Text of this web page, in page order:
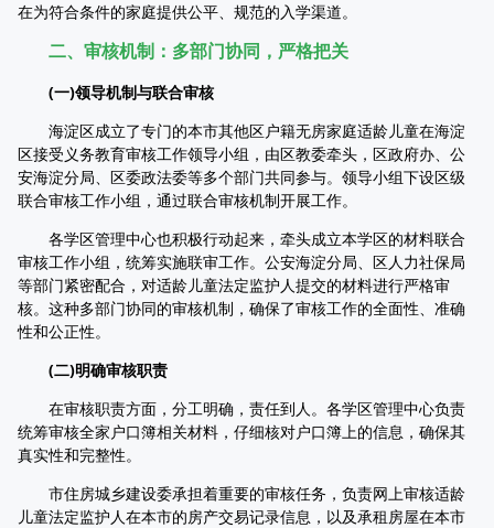
在为符合条件的家庭提供公平、规范的入学渠道。
二、审核机制：多部门协同，严格把关
(一)领导机制与联合审核
海淀区成立了专门的本市其他区户籍无房家庭适龄儿童在海淀
区接受义务教育审核工作领导小组，由区教委牵头，区政府办、公
安海淀分局、区委政法委等多个部门共同参与。领导小组下设区级
联合审核工作小组，通过联合审核机制开展工作。
各学区管理中心也积极行动起来，牵头成立本学区的材料联合
审核工作小组，统筹实施联审工作。公安海淀分局、区人力社保局
等部门紧密配合，对适龄儿童法定监护人提交的材料进行严格审
核。这种多部门协同的审核机制，确保了审核工作的全面性、准确
性和公正性。
(二)明确审核职责
在审核职责方面，分工明确，责任到人。各学区管理中心负责
统筹审核全家户口簿相关材料，仔细核对户口簿上的信息，确保其
真实性和完整性。
市住房城乡建设委承担着重要的审核任务，负责网上审核适龄
儿童法定监护人在本市的房产交易记录信息，以及承租房屋在本市